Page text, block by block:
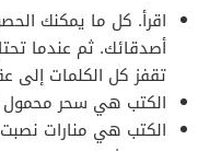
اقرأ. كل ما يمكنك
أصدقائك. ثم عندما
تقفز كل الكلمات إلى
الكتب هي سحر محمول
الكتب هي منارات